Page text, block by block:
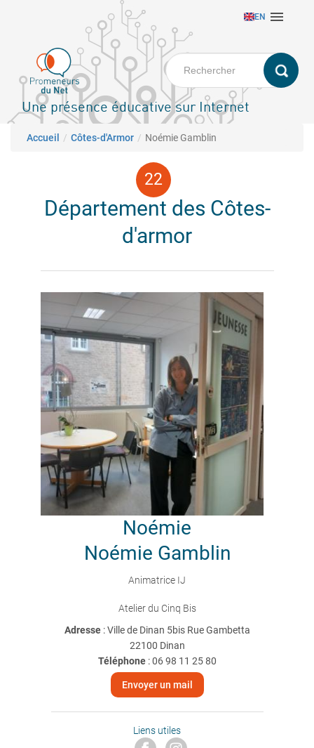
principal
EN 
Une présence éducative sur Internet
Fil d'Ariane
Accueil Côtes-d'Armor Noémie Gamblin
Département des Côtes-
d'armor
Noémie
Noémie Gamblin
Animatrice IJ
Atelier du Cinq Bis
Adresse : Ville de Dinan 5bis Rue Gambetta
22100 Dinan
Téléphone:06 98 11 25 80
Envoyer un mail
Liens utiles